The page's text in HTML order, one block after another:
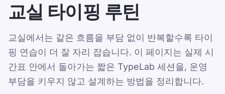
교실 타이핑 루틴
교실에서는 같은 흐름을 부담 없이 반복할수록 타이
핑 연습이 더 잘 자리 잡습니다. 이 페이지는 실제 시
간표 안에서 돌아가는 짧은 TypeLab 세션을, 운영
부담을 키우지 않고 설계하는 방법을 정리합니다.